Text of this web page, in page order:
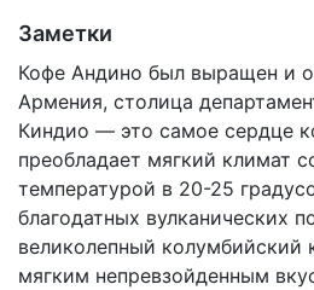
Заметки
Кофе Андино был выращен и
Армения, столица
Киндио — это самое сердце
преобладает мягкий климат
температурой в 20-25
благодатных вулканических
великолепный колумбийский
мягким непревзойденным